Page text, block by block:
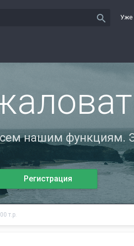
Уже
search
нашим функциям.
Регистрация
т.р.